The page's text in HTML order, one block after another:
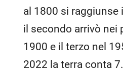
al 1800 si raggiunse
il secondo arrivò nei
1900 e il terzo nel
2022 la terra conta